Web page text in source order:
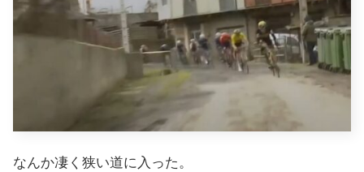
なんか凄く狭い道に入った。